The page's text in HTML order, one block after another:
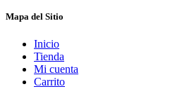
Mapa del Sitio
Inicio
Tienda
Mi cuenta
Carrito